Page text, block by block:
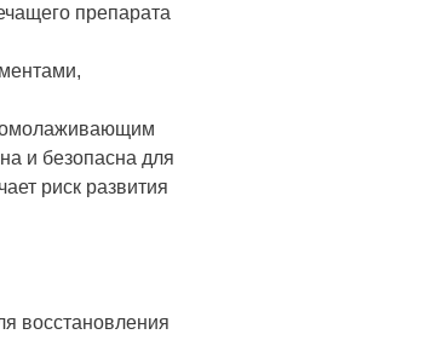
препарата
омолаживающим
и безопасна для
риск развития
восстановления